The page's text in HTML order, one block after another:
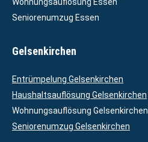
Seniorenumzug Essen
Gelsenkirchen
Entrümpelung Gelsenkirchen
Haushaltsauflösung Gelsenkirchen
Wohnungsauflösung Gelsenkirchen
Seniorenumzug Gelsenkirchen